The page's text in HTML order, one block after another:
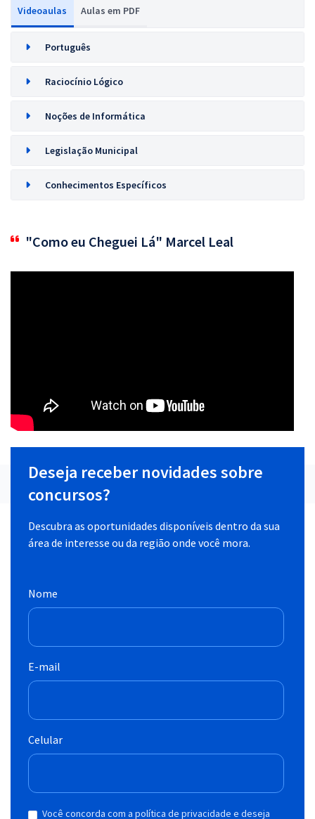
Videoaulas Aulas em PDF
Português
Raciocínio Lógico
Noções de Informática
Legislação Municipal
Conhecimentos Específicos
"Como eu Cheguei Lá" Marcel Leal
Deseja receber novidades sobre
concursos?
Descubra as oportunidades disponíveis dentro da sua
área de interesse ou da região onde você mora.
Nome
E-mail
Celular
Você concorda com a política de privacidade e deseja